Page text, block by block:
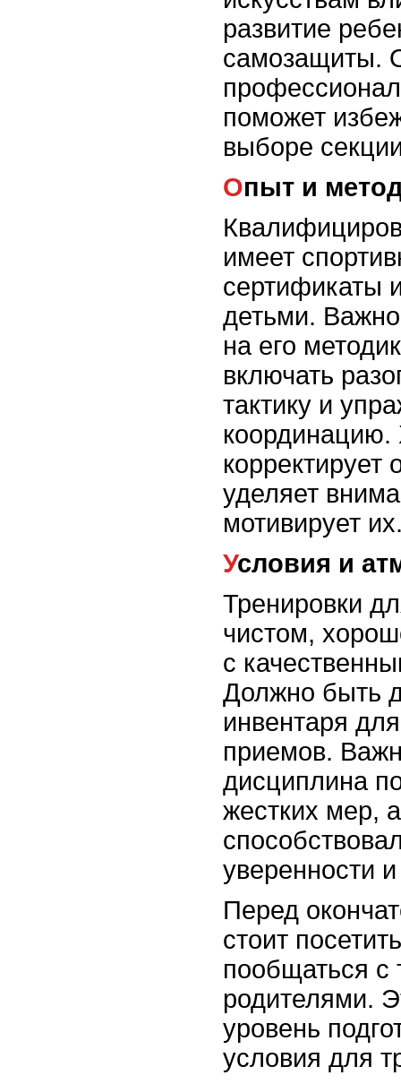
развитие
самозащиты.
поможет
выборе
Опыт и
имеет
сертификаты
детьми.
на его
включать
тактику и
координацию.
корректирует
уделяет
мотивирует
Условия и
Тренировки
чистом,
с
Должно быть
инвентаря
приемов.
дисциплина
жестких мер,
уверенности
Перед
стоит
пообщаться с
родителями.
уровень
условия для